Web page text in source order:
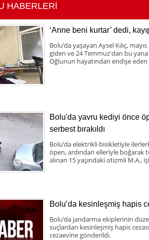
HABERLERİ
‘Anne beni kurtar’ dedi,
Bolu’da yaşayan Aysel Kılıç,
giden ve 24 Temmuz'dan bu
Oğlunun hayatından endişe eden
Bolu'da yavru kediyi önce
serbest bırakıldı
Bolu’da elektrikli bisikletiyle
öpen, ardından elleriyle boğarak
alınan 15 yaşındaki otizmli M.A.,
Bolu’da kesinleşmiş hapis
Bolu’da jandarma ekiplerinin
suçlardan kesinleşmiş hapis
cezaevine gönderildi.